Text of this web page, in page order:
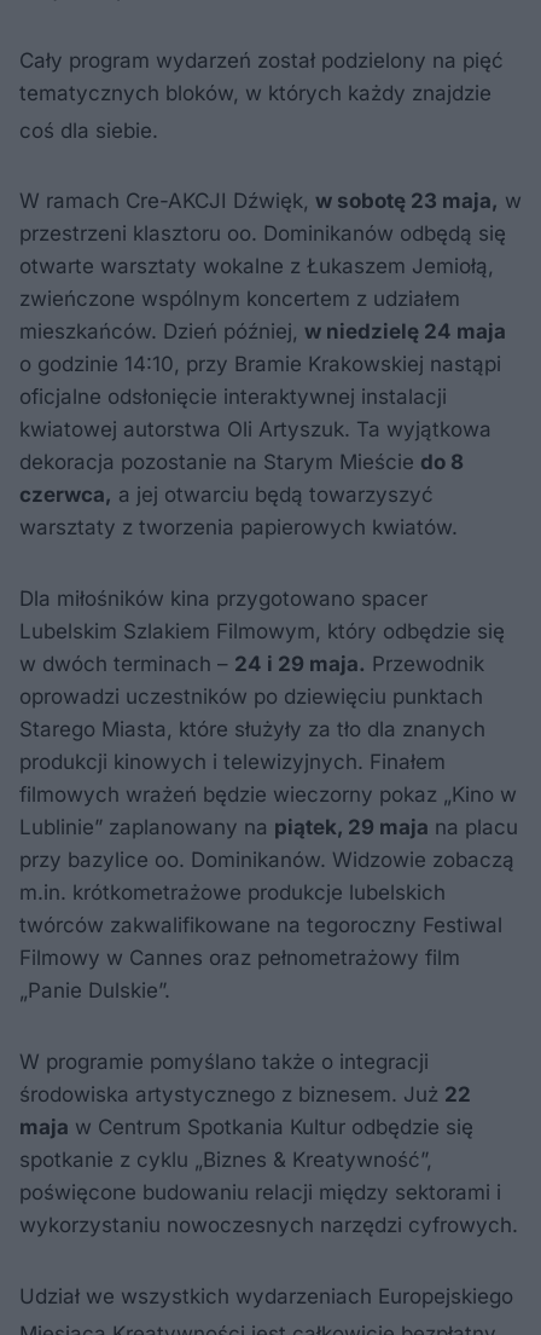
Cały program wydarzeń został podzielony na pięć
tematycznych bloków, w których każdy znajdzie
coś dla siebie.
W ramach Cre-AKCJI Dźwięk, w sobotę 23 maja, w
przestrzeni klasztoru oo. Dominikanów odbędą się
otwarte warsztaty wokalne z Łukaszem Jemiołą,
zwieńczone wspólnym koncertem z udziałem
mieszkańców. Dzień później, w niedzielę 24 maja
o godzinie 14:10, przy Bramie Krakowskiej nastąpi
oficjalne odsłonięcie interaktywnej instalacji
kwiatowej autorstwa Oli Artyszuk. Ta wyjątkowa
dekoracja pozostanie na Starym Mieście do 8
czerwca, a jej otwarciu będą towarzyszyć
warsztaty z tworzenia papierowych kwiatów.
Dla miłośników kina przygotowano spacer
Lubelskim Szlakiem Filmowym, który odbędzie się
w dwóch terminach – 24 i 29 maja. Przewodnik
oprowadzi uczestników po dziewięciu punktach
Starego Miasta, które służyły za tło dla znanych
produkcji kinowych i telewizyjnych. Finałem
filmowych wrażeń będzie wieczorny pokaz „Kino w
Lublinie” zaplanowany na piątek, 29 maja na placu
przy bazylice oo. Dominikanów. Widzowie zobaczą
m.in. krótkometrażowe produkcje lubelskich
twórców zakwalifikowane na tegoroczny Festiwal
Filmowy w Cannes oraz pełnometrażowy film
„Panie Dulskie”.
W programie pomyślano także o integracji
środowiska artystycznego z biznesem. Już 22
maja w Centrum Spotkania Kultur odbędzie się
spotkanie z cyklu „Biznes & Kreatywność”,
poświęcone budowaniu relacji między sektorami i
wykorzystaniu nowoczesnych narzędzi cyfrowych.
Udział we wszystkich wydarzeniach Europejskiego